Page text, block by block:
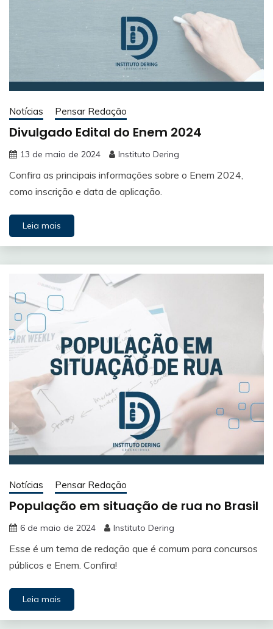
Notícias Pensar Redação
Divulgado Edital do Enem 2024
13 de maio de 2024 Instituto Dering
Confira as principais informações sobre o Enem 2024,
como inscrição e data de aplicação.
Leia mais
Notícias Pensar Redação
População em situação de rua no Brasil
6 de maio de 2024 Instituto Dering
Esse é um tema de redação que é comum para concursos
públicos e Enem. Confira!
Leia mais